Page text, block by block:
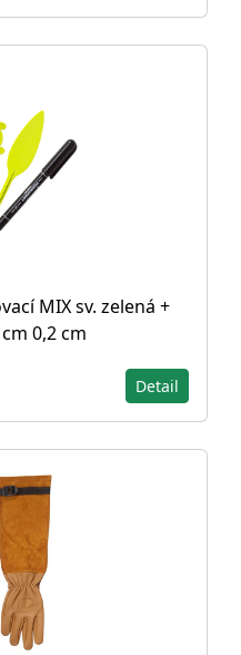
MIX sv. zelená +
0,2 cm
Detail